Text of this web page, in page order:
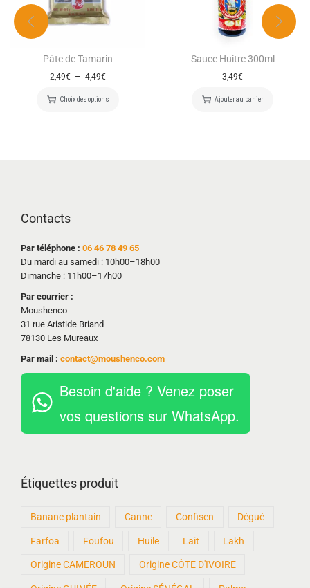
Pâte de Tamarin
2,49€ – 4,49€
Choix des options
Sauce Huitre 300ml
3,49€
Ajouter au panier
Contacts
Par téléphone : 06 46 78 49 65
Du mardi au samedi : 10h00–18h00
Dimanche : 11h00–17h00
Par courrier :
Moushenco
31 rue Aristide Briand
78130 Les Mureaux
Par mail : contact@moushenco.com
Besoin d'aide ? Venez poser
vos questions sur WhatsApp.
Étiquettes produit
Banane plantain Canne Confisen Dégué
Farfoa Foufou Huile Lait Lakh
Origine CAMEROUN Origine CÔTE D'IVOIRE